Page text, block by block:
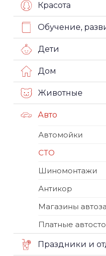
Красота
Обучение,
Дети
Дом
Животные
Авто
Автомойки
СТО
Шиномонтажи
Антикор
Магазины
Платные
Праздники и